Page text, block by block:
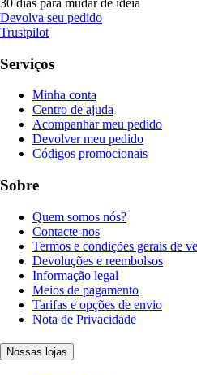
Devolva seu pedido
Trustpilot
Serviços
Minha conta
Centro de ajuda
Acompanhar meu pedido
Devolver meu pedido
Códigos promocionais
Sobre
Quem somos nós?
Contacte-nos
Termos e condições gerais de
Devoluções e reembolsos
Informação legal
Meios de pagamento
Tarifas e opções de envio
Nota de Privacidade
Nossas lojas